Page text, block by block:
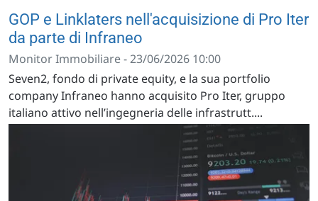
GOP e Linklaters nell'acquisizione di Pro Iter
da parte di Infraneo
Monitor Immobiliare - 23/06/2026 10:00
Seven2, fondo di private equity, e la sua portfolio
company Infraneo hanno acquisito Pro Iter, gruppo
italiano attivo nell’ingegneria delle infrastrutt....